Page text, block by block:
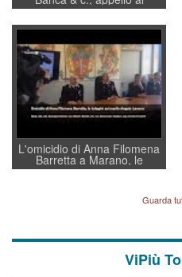
sottosegretario Alessio
Villarosa: per mettere ordine
convochi con Di Maio CNCU
a supporto della cabina di
regia al Mef
L'omicidio di Anna Filomena
Barretta a Marano, le
indagini dei carabinieri di
Lavarra: più avvincenti di
quelle di... Barbara D'UrsoGuarda
ViPiù